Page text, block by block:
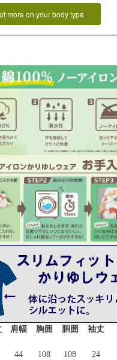
more on your body type
肩幅 胸囲 胴囲 袖丈
44 108 108
24